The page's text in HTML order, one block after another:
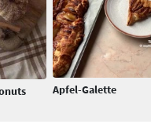
Apfel-Galette